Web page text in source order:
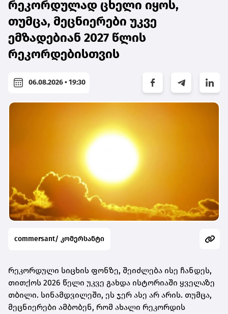
რეკორდულად ცხელი იყოს,
თუმცა, მეცნიერები უკვე
ემზადებიან 2027 წლის
რეკორდებისთვის
06.08.2026 • 19:30
commersant/ კომერსანტი
რეკორდული სიცხის ფონზე, შეიძლება ისე ჩანდეს,
თითქოს 2026 წელი უკვე გახდა ისტორიაში ყველაზე
თბილი. სინამდვილეში, ეს ჯერ ასე არ არის. თუმცა,
მეცნიერები ამბობენ, რომ ახალი რეკორდის